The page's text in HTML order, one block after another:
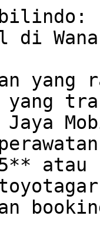
di
yang
yang
atau